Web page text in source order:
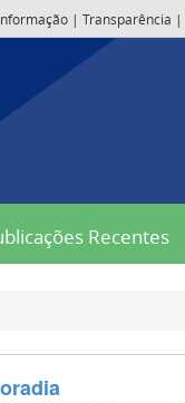
| Transparência |
Recentes